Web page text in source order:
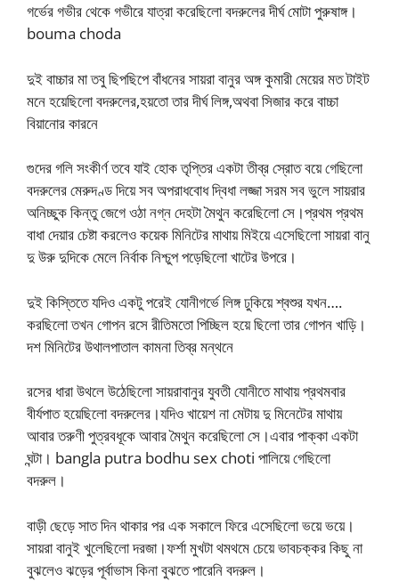
গর্ভের গভীর থেকে গভীরে যাত্রা করেছিলো বদরুলের দীর্ঘ মোটা পুরুষাঙ্গ।
bouma choda
দুই বাচ্চার মা তবু ছিপছিপে বাঁধনের সায়রা বানুর অঙ্গ কুমারী মেয়ের মত টাইট
মনে হয়েছিলো বদরুলের,হয়তো তার দীর্ঘ লিঙ্গ,অথবা সিজার করে বাচ্চা
বিয়ানোর কারনে
গুদের গলি সংকীর্ণ তবে যাই হোক তৃপ্তির একটা তীব্র স্রোত বয়ে গেছিলো
বদরুলের মেরুদণ্ড দিয়ে সব অপরাধবোধ দ্বিধা লজ্জা সরম সব ভুলে সায়রার
অনিচ্ছুক কিন্তু জেগে ওঠা নগ্ন দেহটা মৈথুন করেছিলো সে।প্রথম প্রথম
বাধা দেয়ার চেষ্টা করলেও কয়েক মিনিটের মাথায় মিইয়ে এসেছিলো সায়রা বানু
দু উরু দুদিকে মেলে নির্বাক নিশ্চুপ পড়েছিলো খাটের উপরে।
দুই কিস্তিতে যদিও একটু পরেই যোনীগর্ভে লিঙ্গ ঢুকিয়ে শ্বশুর যখন….
করছিলো তখন গোপন রসে রীতিমতো পিচ্ছিল হয়ে ছিলো তার গোপন খাড়ি।
দশ মিনিটের উথালপাতাল কামনা তিব্র মন্থনে
রসের ধারা উথলে উঠেছিলো সায়রাবানুর যুবতী যোনীতে মাথায় প্রথমবার
বীর্যপাত হয়েছিলো বদরুলের।যদিও খায়েশ না মেটায় দু মিনেটের মাথায়
আবার তরুণী পুত্রবধূকে আবার মৈথুন করেছিলো সে।এবার পাক্কা একটা
ঘন্টা। bangla putra bodhu sex choti পালিয়ে গেছিলো
বদরুল।
বাড়ী ছেড়ে সাত দিন থাকার পর এক সকালে ফিরে এসেছিলো ভয়ে ভয়ে।
সায়রা বানুই খুলেছিলো দরজা।ফর্শা মুখটা থমথমে চেয়ে ভাবচক্কর কিছু না
বুঝলেও ঝড়ের পূর্বাভাস কিনা বুঝতে পারেনি বদরুল।